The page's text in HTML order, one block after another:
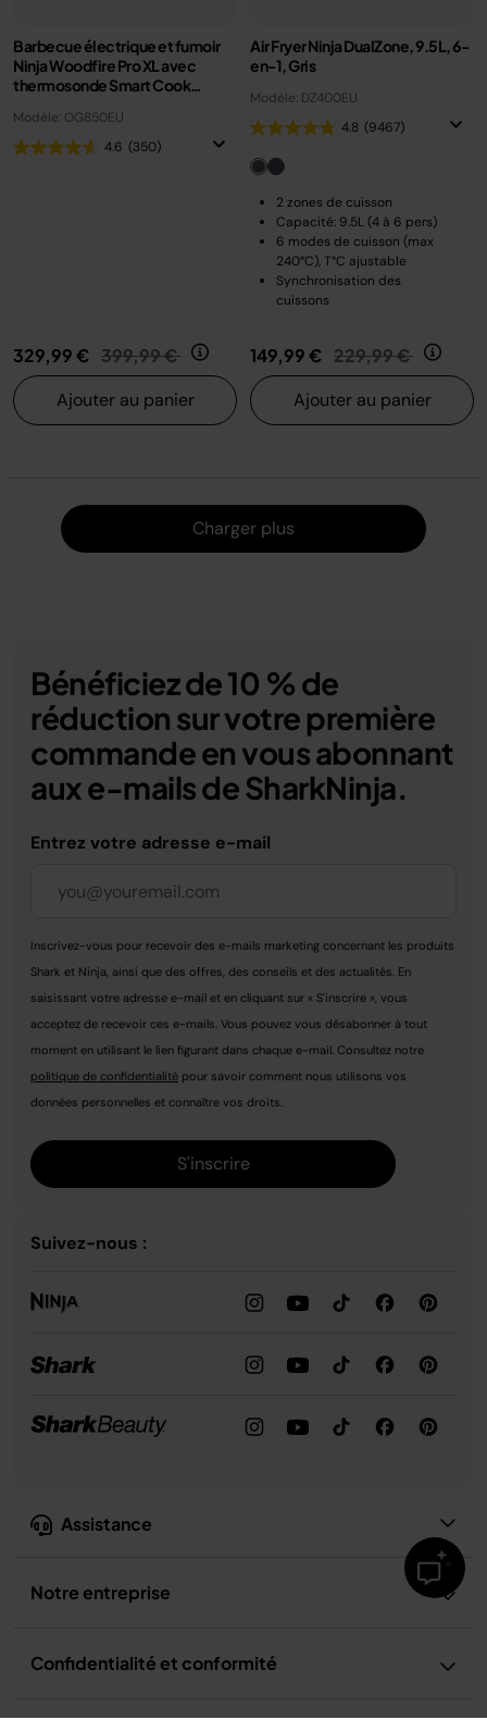
Barbecue électrique et fumoir
Ninja Woodfire Pro XL avec
thermosonde Smart Cook
Modèle: OG850EU
4.6 (350)
329,99 € Prix réduit de
399,99 € au
Ajouter au panier
Air Fryer Ninja DualZone, 9.5L, 6-
en-1, Gris
Modèle: DZ400EU
4.8 (9467)
2 zones de cuisson
Capacité: 9.5L (4 à 6 pers)
6 modes de cuisson (max
240°C), T°C ajustable
Synchronisation des
cuissons
149,99 € Prix réduit de
229,99 € au
Ajouter au panier
Charger plus
Assistance
Notre entreprise
Confidentialité et conformité
Bénéficiez de 10 % de
réduction sur votre première
commande en vous abonnant
aux e-mails de SharkNinja.
Entrez votre adresse e-mail
Inscrivez-vous pour recevoir des e-mails marketing concernant les produits
Shark et Ninja, ainsi que des offres, des conseils et des actualités. En
saisissant votre adresse e-mail et en cliquant sur « S'inscrire », vous
acceptez de recevoir ces e-mails. Vous pouvez vous désabonner à tout
moment en utilisant le lien figurant dans chaque e-mail. Consultez notre
politique de confidentialité pour savoir comment nous utilisons vos
données personnelles et connaître vos droits.
S'inscrire
Suivez-nous :